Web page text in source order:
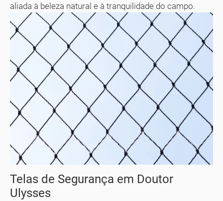
aliada à beleza natural e à tranquilidade do campo.
Telas de Segurança em Doutor
Ulysses